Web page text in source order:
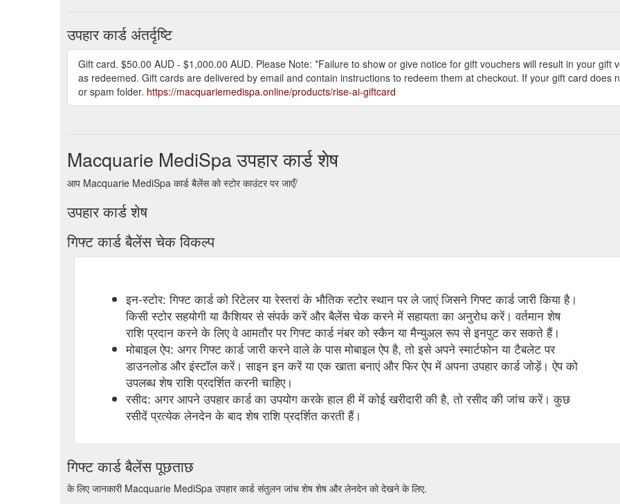
उपहार कार्ड अंतर्दृष्टि
Gift card. $50.00 AUD - $1,000.00 AUD. Please Note: *Failure to show or give notice for gift vouchers will result in your gift
as redeemed. Gift cards are delivered by email and contain instructions to redeem them at checkout. If your gift card does
or spam folder. https://macquariemedispa.online/products/rise-ai-giftcard
Macquarie MediSpa उपहार कार्ड शेष
आप Macquarie MediSpa कार्ड बैलेंस को स्टोर काउंटर पर जाएँ/
उपहार कार्ड शेष
गिफ्ट कार्ड बैलेंस चेक विकल्प
इन-स्टोर: गिफ्ट कार्ड को रिटेलर या रेस्तरां के भौतिक स्टोर स्थान पर ले जाएं जिसने गिफ्ट कार्ड जारी किया है।
किसी स्टोर सहयोगी या कैशियर से संपर्क करें और बैलेंस चेक करने में सहायता का अनुरोध करें। वर्तमान शेष
राशि प्रदान करने के लिए वे आमतौर पर गिफ्ट कार्ड नंबर को स्कैन या मैन्युअल रूप से इनपुट कर सकते हैं।
मोबाइल ऐप: अगर गिफ्ट कार्ड जारी करने वाले के पास मोबाइल ऐप है, तो इसे अपने स्मार्टफोन या टैबलेट पर
डाउनलोड और इंस्टॉल करें। साइन इन करें या एक खाता बनाएं और फिर ऐप में अपना उपहार कार्ड जोड़ें। ऐप को
उपलब्ध शेष राशि प्रदर्शित करनी चाहिए।
रसीद: अगर आपने उपहार कार्ड का उपयोग करके हाल ही में कोई खरीदारी की है, तो रसीद की जांच करें। कुछ
रसीदें प्रत्येक लेनदेन के बाद शेष राशि प्रदर्शित करती हैं।
गिफ्ट कार्ड बैलेंस पूछताछ
के लिए जानकारी Macquarie MediSpa उपहार कार्ड संतुलन जांच शेष शेष और लेनदेन को देखने के लिए.